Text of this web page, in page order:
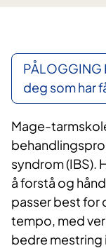
PÅLOGGING
deg som har
Mage-
syndrom (IBS).
å forstå og
passer best for
tempo, med
bedre mestring